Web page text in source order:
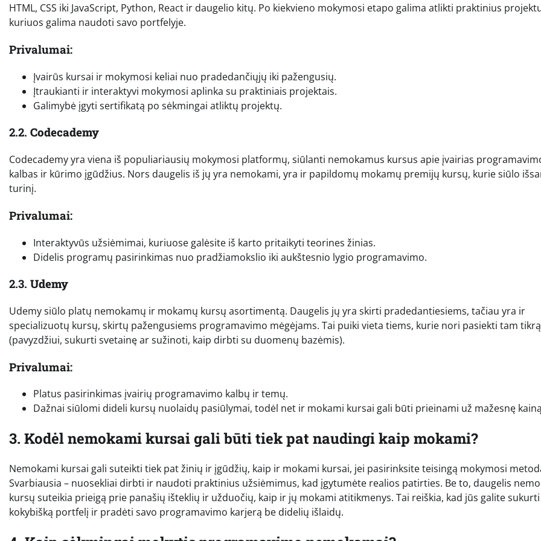
HTML, CSS iki JavaScript, Python, React ir daugelio kitų. Po kiekvieno mokymosi etapo galima atlikti praktinius
kuriuos galima naudoti savo portfelyje.
Privalumai:
Įvairūs kursai ir mokymosi keliai nuo pradedančiųjų iki pažengusių.
Įtraukianti ir interaktyvi mokymosi aplinka su praktiniais projektais.
Galimybė įgyti sertifikatą po sėkmingai atliktų projektų.
2.2. Codecademy
Codecademy yra viena iš populiariausių mokymosi platformų, siūlanti nemokamus kursus apie įvairias
kalbas ir kūrimo įgūdžius. Nors daugelis iš jų yra nemokami, yra ir papildomų mokamų premijų kursų, kurie siūlo
turinį.
Privalumai:
Interaktyvūs užsiėmimai, kuriuose galėsite iš karto pritaikyti teorines žinias.
Didelis programų pasirinkimas nuo pradžiamokslio iki aukštesnio lygio programavimo.
2.3. Udemy
Udemy siūlo platų nemokamų ir mokamų kursų asortimentą. Daugelis jų yra skirti pradedantiesiems, tačiau yra ir
specializuotų kursų, skirtų pažengusiems programavimo mėgėjams. Tai puiki vieta tiems, kurie nori pasiekti tam
(pavyzdžiui, sukurti svetainę ar sužinoti, kaip dirbti su duomenų bazėmis).
Privalumai:
Platus pasirinkimas įvairių programavimo kalbų ir temų.
Dažnai siūlomi dideli kursų nuolaidų pasiūlymai, todėl net ir mokami kursai gali būti prieinami už mažesnę
3. Kodėl nemokami kursai gali būti tiek pat naudingi kaip mokami?
Nemokami kursai gali suteikti tiek pat žinių ir įgūdžių, kaip ir mokami kursai, jei pasirinksite teisingą mokymosi
Svarbiausia – nuosekliai dirbti ir naudoti praktinius užsiėmimus, kad įgytumėte realios patirties. Be to, daugelis
kursų suteikia prieigą prie panašių išteklių ir užduočių, kaip ir jų mokami atitikmenys. Tai reiškia, kad jūs galite sukurti
kokybišką portfelį ir pradėti savo programavimo karjerą be didelių išlaidų.